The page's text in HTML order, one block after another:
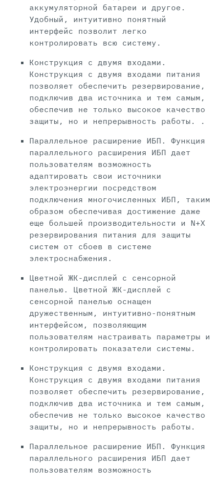
аккумуляторной батареи и другое.
Удобный, интуитивно понятный
интерфейс позволит легко
контролировать всю систему.
Конструкция с двумя входами.
Конструкция с двумя входами питания
позволяет обеспечить резервирование,
подключив два источника и тем самым,
обеспечив не только высокое качество
защиты, но и непрерывность работы. .
Параллельное расширение ИБП. Функция
параллельного расширения ИБП дает
пользователям возможность
адаптировать свои источники
электроэнергии посредством
подключения многочисленных ИБП, таким
образом обеспечивая достижение даже
еще большей производительности и N+X
резервирования питания для защиты
систем от сбоев в системе
электроснабжения.
Цветной ЖК-дисплей с сенсорной
панелью. Цветной ЖК-дисплей с
сенсорной панелью оснащен
дружественным, интуитивно-понятным
интерфейсом, позволяющим
пользователям настраивать параметры и
контролировать показатели системы.
Конструкция с двумя входами.
Конструкция с двумя входами питания
позволяет обеспечить резервирование,
подключив два источника и тем самым,
обеспечив не только высокое качество
защиты, но и непрерывность работы.
Параллельное расширение ИБП. Функция
параллельного расширения ИБП дает
пользователям возможность